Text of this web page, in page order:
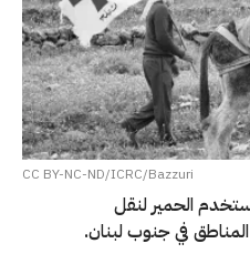
CC BY-NC-ND/ICRC/Bazzuri
تستخدم الحمير لنقل
في جنوب لبنان.